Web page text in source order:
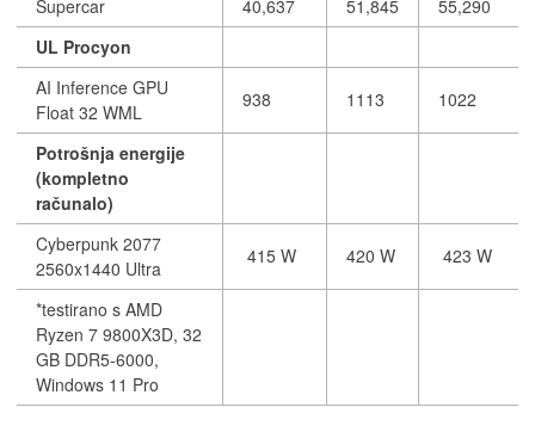
Supercar
40,637 51,845
55,290
UL Procyon
AI Inference GPU
Float 32 WML
938 1113 1022
Potrošnja energije
(kompletno
računalo)
Cyberpunk 2077
2560x1440 Ultra
415 W 420 W 423 W
*testirano s AMD
Ryzen 7 9800X3D, 32
GB DDR5-6000,
Windows 11 Pro